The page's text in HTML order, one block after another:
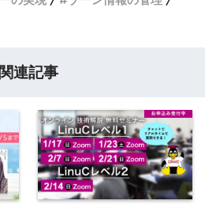
関連記事